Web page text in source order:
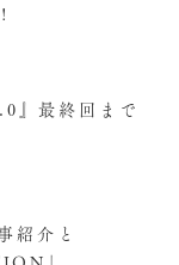
』最終回まで
紹介と